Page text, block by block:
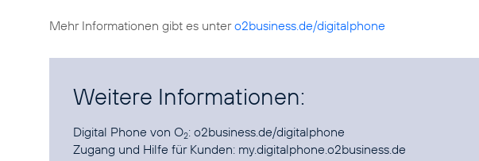
Mehr Informationen gibt es untero2business.de/digitalphone
Weitere Informationen:
Digital Phone von O2: o2business.de/digitalphone
Zugang und Hilfe für Kunden: my.digitalphone.o2business.de